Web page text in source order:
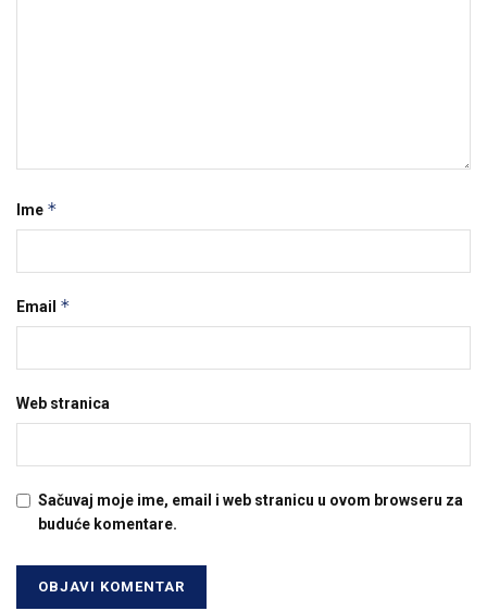
Ime *
Email *
Web stranica
Sačuvaj moje ime, email i web stranicu u ovom browseru za
buduće komentare.